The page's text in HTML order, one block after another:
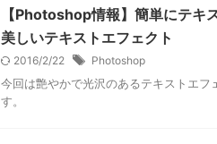
【Photoshop情報】簡単にテキ
美しいテキストエフェクト
2016/2/22 Photoshop
今回は艶やかで光沢のあるテキストエフ
す。